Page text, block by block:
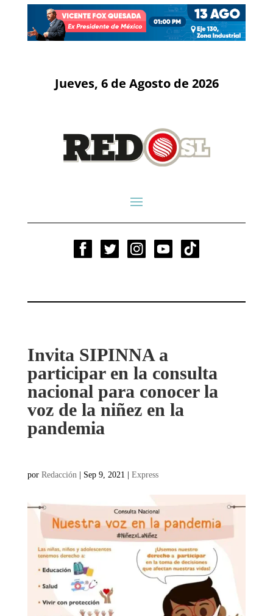
Jueves, 6 de Agosto de 2026
Invita SIPINNA a
participar en la consulta
nacional para conocer la
voz de la niñez en la
pandemia
por Redacción | Sep 9, 2021 | Express